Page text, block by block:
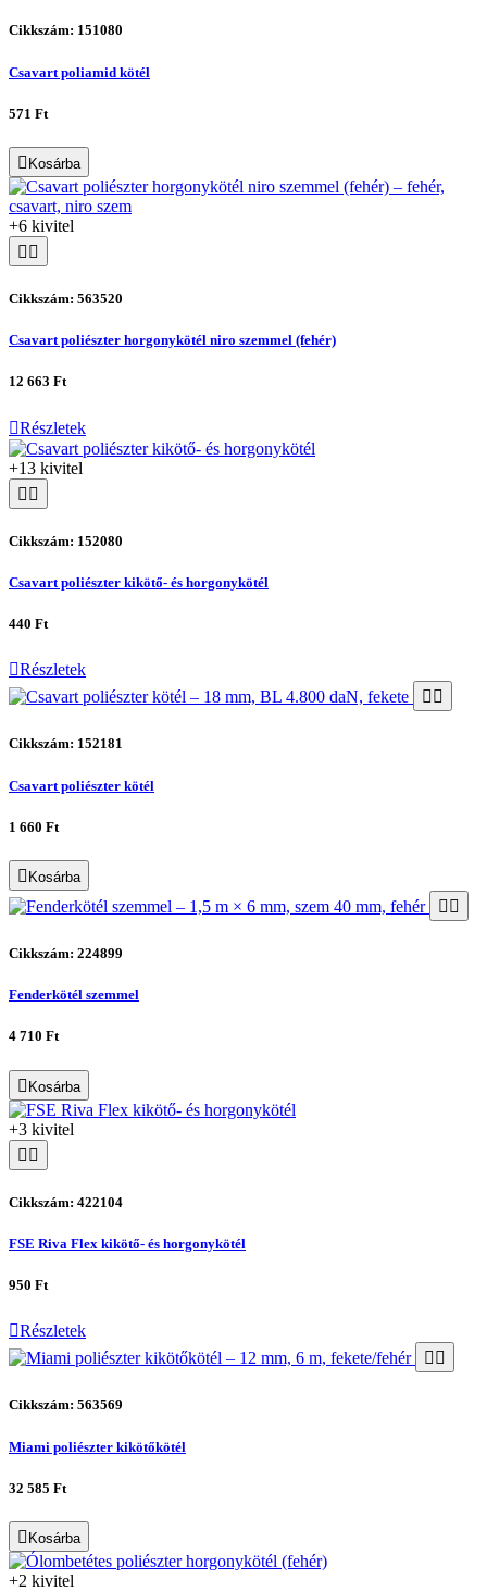
Cikkszám: 151080
Csavart poliamid kötél
571 Ft
Kosárba
+6 kivitel
Cikkszám: 563520
Csavart poliészter horgonykötél niro szemmel (fehér)
12 663 Ft
Részletek
+13 kivitel
Cikkszám: 152080
Csavart poliészter kikötő- és horgonykötél
440 Ft
Részletek
Cikkszám: 152181
Csavart poliészter kötél
1 660 Ft
Kosárba
Cikkszám: 224899
Fenderkötél szemmel
4 710 Ft
Kosárba
+3 kivitel
Cikkszám: 422104
FSE Riva Flex kikötő- és horgonykötél
950 Ft
Részletek
Cikkszám: 563569
Miami poliészter kikötőkötél
32 585 Ft
Kosárba
+2 kivitel